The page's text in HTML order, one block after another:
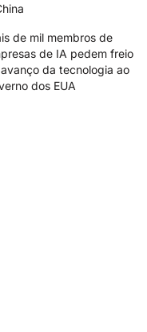
de mil membros de
de IA pedem freio
da tecnologia ao
dos EUA